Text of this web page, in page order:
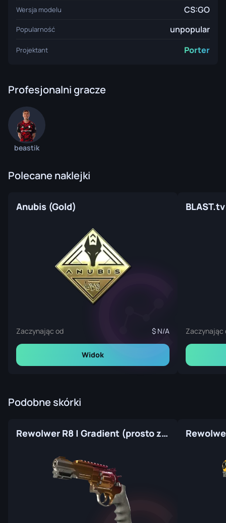
Wersja modelu CS:GO
Popularność unpopular
Projektant Porter
Profesjonalni gracze
beastik
Polecane naklejki
Anubis (Gold)
Zaczynając od N/A
Widok
Zaczynając
Podobne skórki
Rewolwer R8 | Gradient (prosto z fabryki)